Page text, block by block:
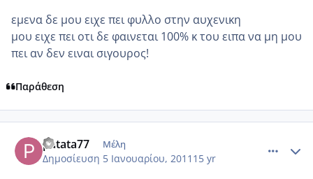
εμενα δε μου ειχε πει φυλλο στην αυχενικη
μου ειχε πει οτι δε φαινεται 100% κ του ειπα να μη μου
πει αν δεν ειναι σιγουρος!
Παράθεση
patata77 Μέλη
Δημοσίευση 5 Ιανουαρίου, 2011 15 yr